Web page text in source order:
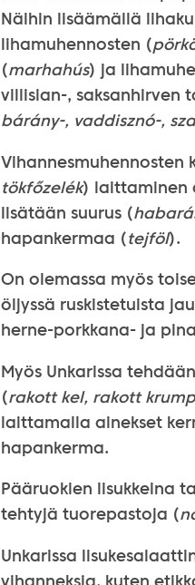
Näihin lisäämällä
lihamuhennosten (
(marhahús) ja
villisian-, saksanhirven
bárány-, vaddisznó-,
Vihannesmuhennosten
tökfőzelék) laittaminen
lisätään suurus (
hapankermaa ( tejföl).
On olemassa myös
öljyssä ruskistetuista
herne-porkkana- ja
Myös Unkarissa
(rakott kel, rakott
laittamalla ainekset
hapankerma.
Pääruokien lisukkeina
tehtyjä tuorepastoja (
Unkarissa